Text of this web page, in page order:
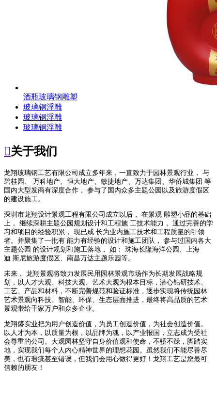
酒瓶玻璃钢雕塑
玻璃钢浮雕
玻璃钢浮雕
玻璃钢浮雕
关于我们
龙翔玻璃钢工艺有限公司成立多年来，一直致力于园林景观行业， 与
碧桂园、 万科地产、恒大地产、敏捷地产、万达集团、华侨城集团 等
国内大型发商有深度合作， 参与了国内众多主题公园以及旅游度假区
的建设施工。
深圳市龙翔设计景观工程有限公司成立以后， 在景观 雕塑小品的基础
上， 继续深耕主题公园规划设计和工程施 工技术能力， 通过完善的学
习和项目的经验积累， 现已成 长为业内施工技术和工程质量的引领
者。并聚集了一批有 能力有经验的设计和施工团队， 参与过国内各大
主题公园 的设计规划和施工落地， 如： 珠海长隆海洋公园、上海
迪 斯尼旅游度假区、南昌万达主题乐园等。
未来， 龙翔景观将致力发展民用园林景观市场作为长期发展战略规
划，以人才大观、科技大观、艺术大观为根本目标，潜心钻研技术、
工艺、产品和材料，不断完善规范和验证标准，逐步实现将传统园林
艺术景观向科技、智能、环保、生态层面推进，最终将高品质的艺术
景观带给千家万户和众多企业。
龙翔盛实业把为用户创造价值，为员工创造价值，为社会创造价值。
以人才为本，以质量为根，以品牌为魂，以产业报国，立志成为受社
会尊重的公司。大观园林坚守自身价值观和使命，不骄不躁，脚踏实
地，实现我们每个人内心精神世界的理想花园。虽然我们不能尽善尽
美，也有瑕疵甚至错误，但我们会用心做得更好！龙翔工艺是您最可
信赖的朋友！